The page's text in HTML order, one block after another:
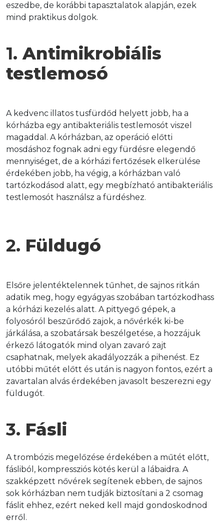
eszedbe, de korábbi tapasztalatok alapján, ezek
mind praktikus dolgok.
1. Antimikrobiális
testlemosó
A kedvenc illatos tusfürdőd helyett jobb, ha a
kórházba egy antibakteriális testlemosót viszel
magaddal. A kórházban, az operáció előtti
mosdáshoz fognak adni egy fürdésre elegendő
mennyiséget, de a kórházi fertőzések elkerülése
érdekében jobb, ha végig, a kórházban való
tartózkodásod alatt, egy megbízható antibakteriális
testlemosót használsz a fürdéshez.
2. Füldugó
Elsőre jelentéktelennek tűnhet, de sajnos ritkán
adatik meg, hogy egyágyas szobában tartózkodhass
a kórházi kezelés alatt. A pittyegő gépek, a
folyosóról beszűrődő zajok, a nővérkék ki-be
járkálása, a szobatársak beszélgetése, a hozzájuk
érkező látogatók mind olyan zavaró zajt
csaphatnak, melyek akadályozzák a pihenést. Ez
utóbbi műtét előtt és után is nagyon fontos, ezért a
zavartalan alvás érdekében javasolt beszerezni egy
füldugót.
3. Fásli
A trombózis megelőzése érdekében a műtét előtt,
fásliból, kompressziós kötés kerül a lábaidra. A
szakképzett nővérek segítenek ebben, de sajnos
sok kórházban nem tudják biztosítani a 2 csomag
fáslit ehhez, ezért neked kell majd gondoskodnod
erről.